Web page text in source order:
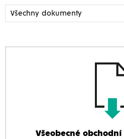
Všeobecné